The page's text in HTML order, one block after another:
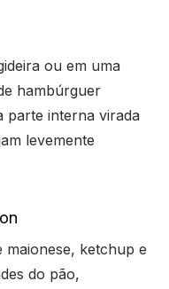
ou em uma
hambúrguer
parte interna virada
levemente
maionese, ketchup e
do pão,